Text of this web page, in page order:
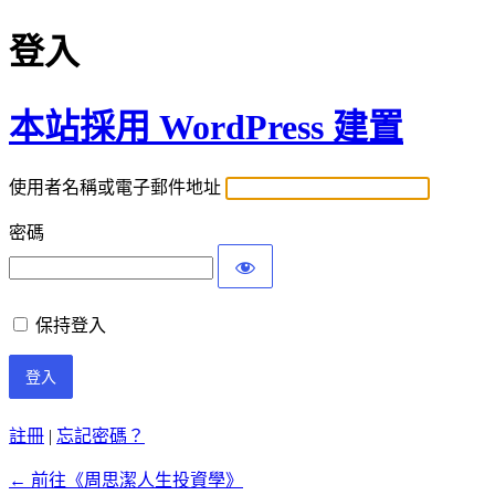
登入
本站採用 WordPress 建置
使用者名稱或電子郵件地址
密碼
保持登入
註冊 | 忘記密碼？
← 前往《周思潔人生投資學》